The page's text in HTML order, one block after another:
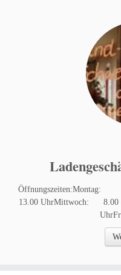
Öffnungszeiten:Montag:
13.00 UhrMittwoch: 8.00